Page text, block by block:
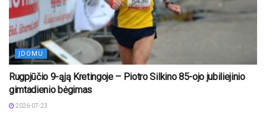
ĮDOMU
Rugpjūčio 9-ąją Kretingoje – Piotro Silkino 85-ojo jubiliejinio
gimtadienio bėgimas
2026-07-23